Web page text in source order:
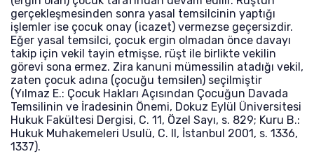
gerçekleşmesinden sonra yasal temsilcinin yaptığı
işlemler ise çocuk onay (icazet) vermezse geçersizdir.
Eğer yasal temsilci, çocuk ergin olmadan önce davayı
takip için vekil tayin etmişse, rüşt ile birlikte vekilin
görevi sona ermez. Zira kanuni mümessilin atadığı vekil,
zaten çocuk adına (çocuğu temsilen) seçilmiştir
(Yılmaz E.: Çocuk Hakları Açısından Çocuğun Davada
Temsilinin ve İradesinin Önemi, Dokuz Eylül Üniversitesi
Hukuk Fakültesi Dergisi, C. 11, Özel Sayı, s. 829; Kuru B.:
Hukuk Muhakemeleri Usulü, C. II, İstanbul 2001, s. 1336,
1337).